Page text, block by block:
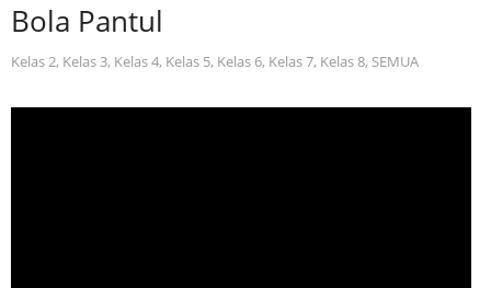
Bola Pantul
Kelas 2, Kelas 3, Kelas 4, Kelas 5, Kelas 6, Kelas 7, Kelas 8, SEMUA